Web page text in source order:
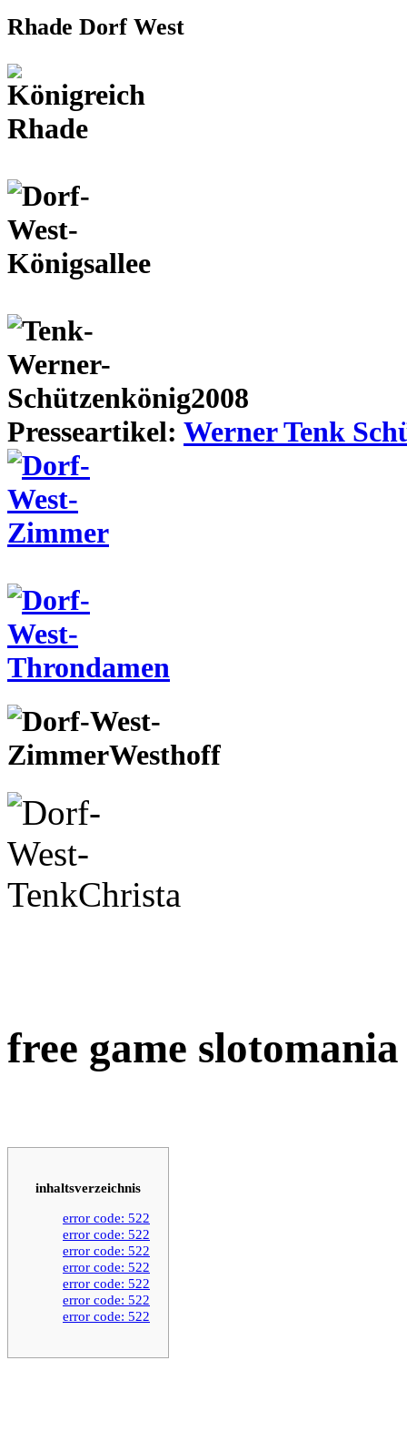
Rhade Dorf West
Presseartikel: Werner Tenk
free game
inhaltsverzeichnis
error code: 522
error code: 522
error code: 522
error code: 522
error code: 522
error code: 522
error code: 522